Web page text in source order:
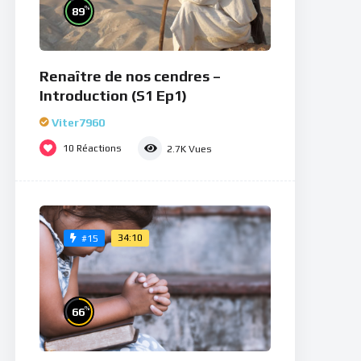
89%
Renaître de nos cendres –
Introduction (S1 Ep1)
Viter7960
10 Réactions 2.7K Vues
#15 34:10
66%